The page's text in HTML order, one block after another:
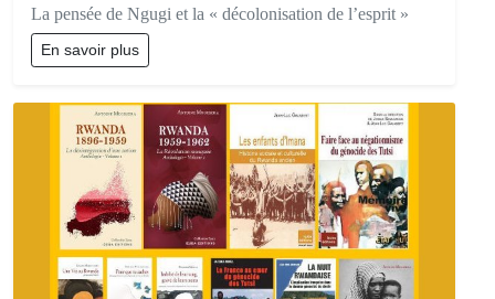
La pensée de Ngugi et la « décolonisation de l’esprit »
En savoir plus